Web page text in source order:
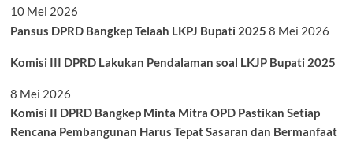
10 Mei 2026
Pansus DPRD Bangkep Telaah LKPJ Bupati 2025 8 Mei 2026
Komisi III DPRD Lakukan Pendalaman soal LKJP Bupati 2025
8 Mei 2026
Komisi II DPRD Bangkep Minta Mitra OPD Pastikan Setiap
Rencana Pembangunan Harus Tepat Sasaran dan Bermanfaat